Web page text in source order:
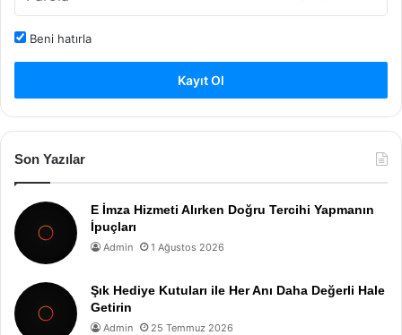
Beni hatırla
Kayıt Ol
Son Yazılar
E İmza Hizmeti Alırken Doğru Tercihi Yapmanın
İpuçları
Admin 1 Ağustos 2026
Şık Hediye Kutuları ile Her Anı Daha Değerli Hale
Getirin
Admin 25 Temmuz 2026